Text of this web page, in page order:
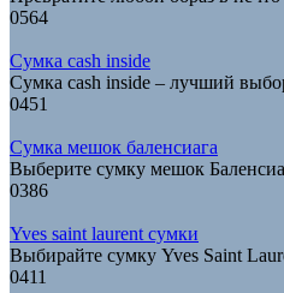
0564
Сумка cash inside
Сумка cash inside – лучший
0451
Сумка мешок баленсиага
Выберите сумку мешок
0386
Yves saint laurent сумки
Выбирайте сумку Yves Saint
0411